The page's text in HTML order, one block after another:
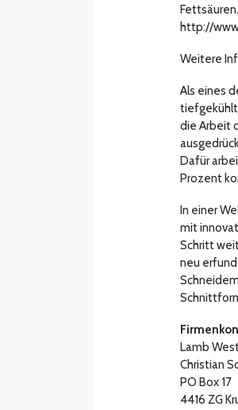
http://
Weitere
Als eines
die Arbeit
Dafür
Prozent
In einer
mit
Schritt
neu
Lamb
Christian
PO Box 17
4416 ZG